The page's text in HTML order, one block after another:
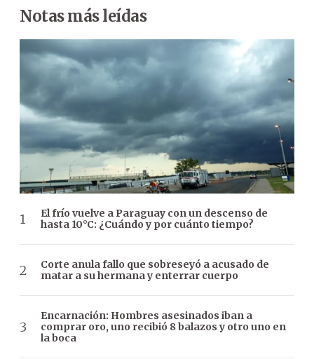
Notas más leídas
El frío vuelve a Paraguay con un descenso de
hasta 10°C: ¿Cuándo y por cuánto tiempo?
Corte anula fallo que sobreseyó a acusado de
matar a su hermana y enterrar cuerpo
Encarnación: Hombres asesinados iban a
comprar oro, uno recibió 8 balazos y otro uno en
la boca